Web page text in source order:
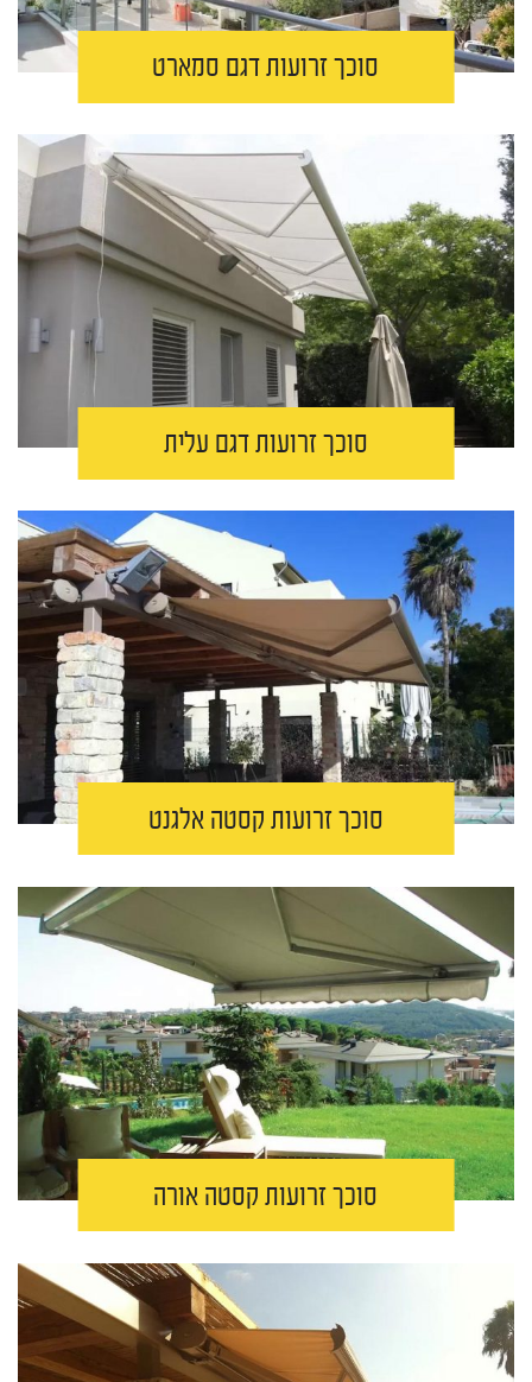
סוכך זרועות דגם סמארט
סוכך זרועות דגם עלית
סוכך זרועות קסטה אלגנט
סוכך זרועות קסטה אורה